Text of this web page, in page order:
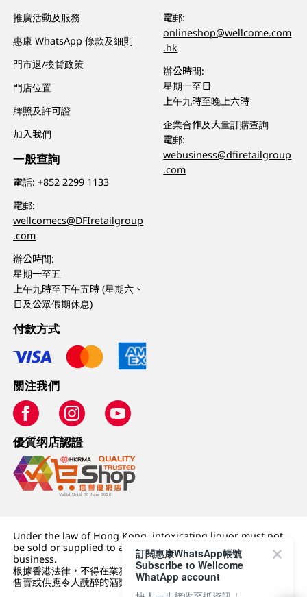
推廣活動及服務
惠康 WhatsApp 條款及細則
門市退/換貨政策
門店位置
牌照及許可證
加入我們
一般查詢
電話:+852 2299 1133
電郵:
wellcomecs@DFIretailgroup
.com
辦公時間:
星期一至五
上午九時至下午五時 (星期六、
日及公眾假期休息)
電郵:
onlineshop@wellcome.com
.hk
辦公時間:
星期一至日
上午九時至晚上六時
企業合作及大量訂購查詢
電郵:
webusiness@dfiretailgroup
.com
付款方式
關注我們
優質纲店認證
Under the law of Hong Kong, intoxicating liquor must not
be sold or supplied to a minor (under 18) in the course of
business.
根據香港法律，不得在業務過程中，向未成年人 (18 歲以下人士)
售賣或供應令人醺醉的酒類。
訂閱惠康WhatsApp帳號
Subscribe to Wellcome
WhatApp account